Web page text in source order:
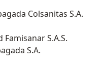
Colsanitas S.A.
S.A.S.
S.A.